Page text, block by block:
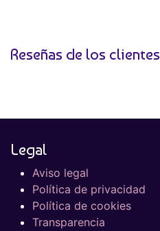
Reseñas de los clientes
Legal
Aviso legal
Política de privacidad
Política de cookies
Transparencia